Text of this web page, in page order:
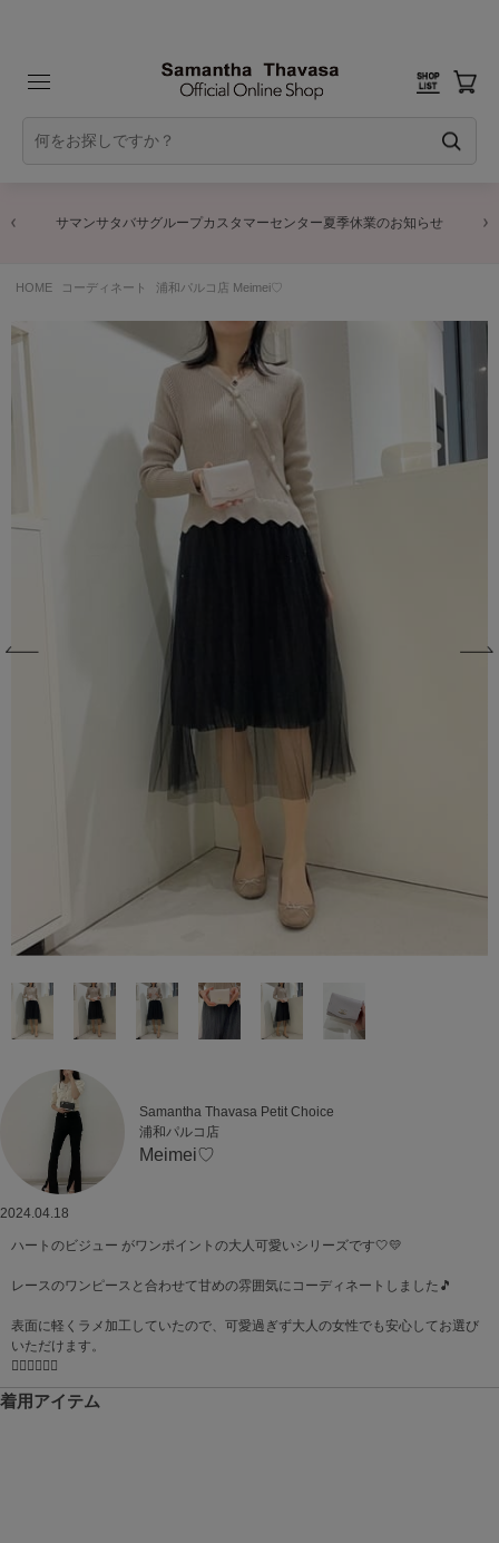
サマンサタバサグループカスタマーセンター夏季休業のお知らせ
HOME コーディネート 浦和パルコ店 Meimei♡
Samantha Thavasa Petit Choice
浦和パルコ店
Meimei♡
2024.04.18
ハートのビジュー がワンポイントの大人可愛いシリーズです🤍💛
レースのワンピースと合わせて甘めの雰囲気にコーディネートしました🎵
表面に軽くラメ加工していたので、可愛過ぎず大人の女性でも安心してお選び
いただけます。
♡⃝♡⃝♡⃝
着用アイテム